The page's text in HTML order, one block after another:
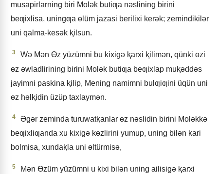
musapirlarning biri Molǝk butiƣa nǝslining birini
beƣixlisa, uningƣa ɵlüm jazasi berilixi kerǝk; zemindikilǝr
uni qalma-kesǝk ⱪilsun.
3
Wǝ Mǝn Ɵz yüzümni bu kixigǝ ⱪarxi ⱪilimǝn, qünki ɵzi
ɵz ǝwladlirining birini Molǝk butiƣa beƣixlap muⱪǝddǝs
jayimni paskina ⱪilip, Mening namimni bulƣiƣini üqün uni
ɵz hǝlⱪidin üzüp taxlaymǝn.
4
Əgǝr zeminda turuwatⱪanlar ɵz nǝslidin birini Molǝkkǝ
beƣixliƣanda xu kixigǝ kɵzlirini yumup, uning bilǝn kari
bolmisa, xundaⱪla uni ɵltürmisǝ,
5
Mǝn Ɵzüm yüzümni u kixi bilǝn uning ailisigǝ ⱪarxi